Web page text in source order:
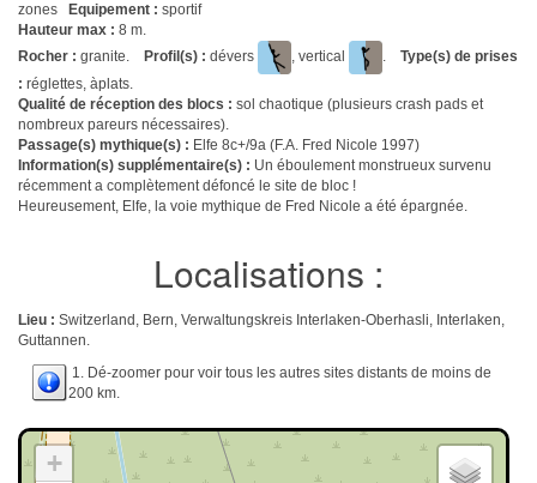
zones
Equipement : sportif
Hauteur max : 8 m.
Rocher : granite. Profil(s) : dévers , vertical . Type(s) de prises
: réglettes, àplats.
Qualité de réception des blocs : sol chaotique (plusieurs crash pads et
nombreux pareurs nécessaires).
Passage(s) mythique(s) : Elfe 8c+/9a (F.A. Fred Nicole 1997)
Information(s) supplémentaire(s) : Un éboulement monstrueux survenu
récemment a complètement défoncé le site de bloc !
Heureusement, Elfe, la voie mythique de Fred Nicole a été épargnée.
Localisations :
Lieu : Switzerland, Bern, Verwaltungskreis Interlaken-Oberhasli, Interlaken,
Guttannen.
1. Dé-zoomer pour voir tous les autres sites distants de moins de
200 km.
+